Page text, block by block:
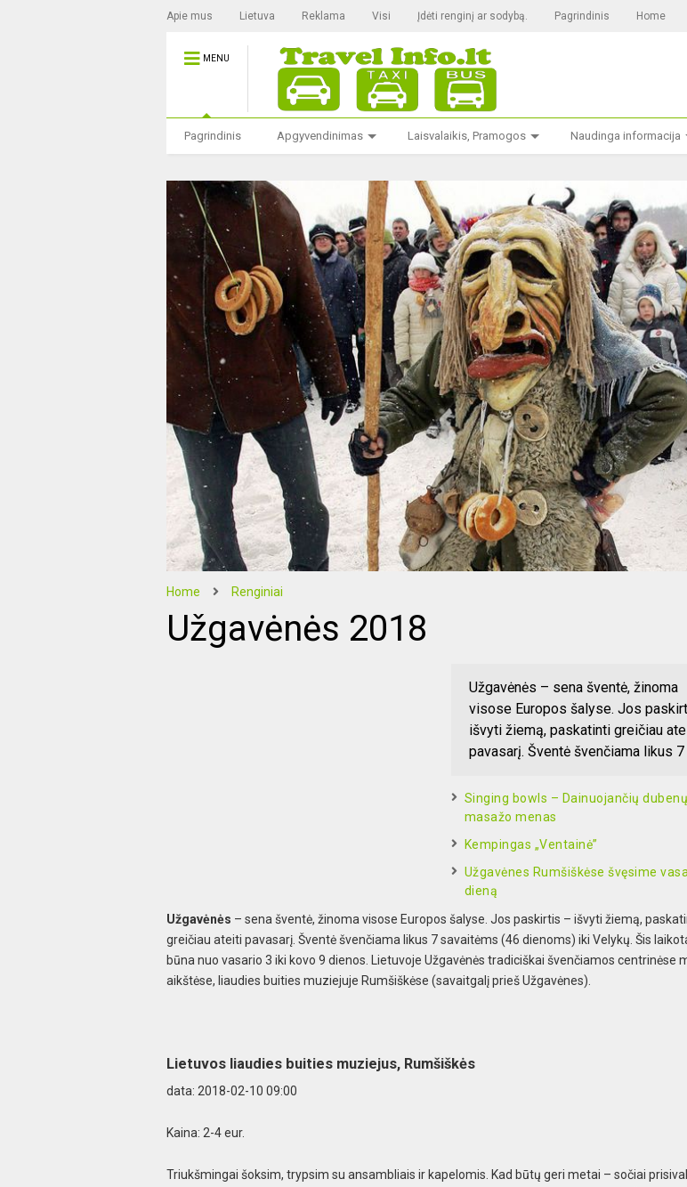
Apie mus Lietuva Reklama Visi Įdėti renginį ar sodybą. Pagrindinis Home
MENU
Pagrindinis Apgyvendinimas Laisvalaikis, Pramogos Naudinga informacija
Home Renginiai
Užgavėnės 2018
Užgavėnės – sena šventė, žinoma
visose Europos šalyse. Jos
išvyti žiemą, paskatinti greičiau
pavasarį. Šventė švenčiama likus
Singing bowls – Dainuojančių dubenų
masažo menas
Kempingas „Ventainė”
Užgavėnes Rumšiškėse švęsime
dieną
Užgavėnės – sena šventė, žinoma visose Europos šalyse. Jos paskirtis – išvyti žiemą,
greičiau ateiti pavasarį. Šventė švenčiama likus 7 savaitėms (46 dienoms) iki Velykų. Šis
būna nuo vasario 3 iki kovo 9 dienos. Lietuvoje Užgavėnės tradiciškai švenčiamos centrinėse
aikštėse, liaudies buities muziejuje Rumšiškėse (savaitgalį prieš Užgavėnes).
Lietuvos liaudies buities muziejus, Rumšiškės
data: 2018-02-10 09:00
Kaina: 2-4 eur.
Triukšmingai šoksim, trypsim su ansambliais ir kapelomis. Kad būtų geri metai – sočiai